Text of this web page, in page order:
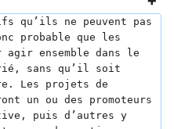
qu’ils ne peuvent pas
probable que les
agir ensemble dans le
sans qu’il soit
Les projets de
un ou des promoteurs
puis d’autres y